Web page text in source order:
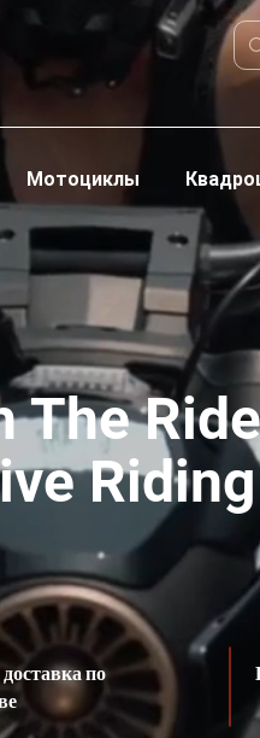
Мотоциклы
The Ride
по